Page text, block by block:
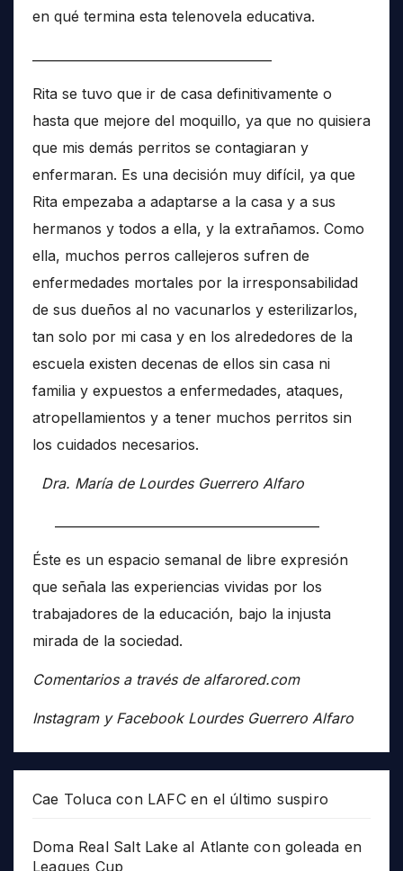
en qué termina esta telenovela educativa.
Rita se tuvo que ir de casa definitivamente o
hasta que mejore del moquillo, ya que no quisiera
que mis demás perritos se contagiaran y
enfermaran. Es una decisión muy difícil, ya que
Rita empezaba a adaptarse a la casa y a sus
hermanos y todos a ella, y la extrañamos. Como
ella, muchos perros callejeros sufren de
enfermedades mortales por la irresponsabilidad
de sus dueños al no vacunarlos y esterilizarlos,
tan solo por mi casa y en los alrededores de la
escuela existen decenas de ellos sin casa ni
familia y expuestos a enfermedades, ataques,
atropellamientos y a tener muchos perritos sin
los cuidados necesarios.
Dra. María de Lourdes Guerrero Alfaro
Éste es un espacio semanal de libre expresión
que señala las experiencias vividas por los
trabajadores de la educación, bajo la injusta
mirada de la sociedad.
Comentarios a través de alfarored.com
Instagram y Facebook Lourdes Guerrero Alfaro
Cae Toluca con LAFC en el último suspiro
Doma Real Salt Lake al Atlante con goleada en
Leagues Cup